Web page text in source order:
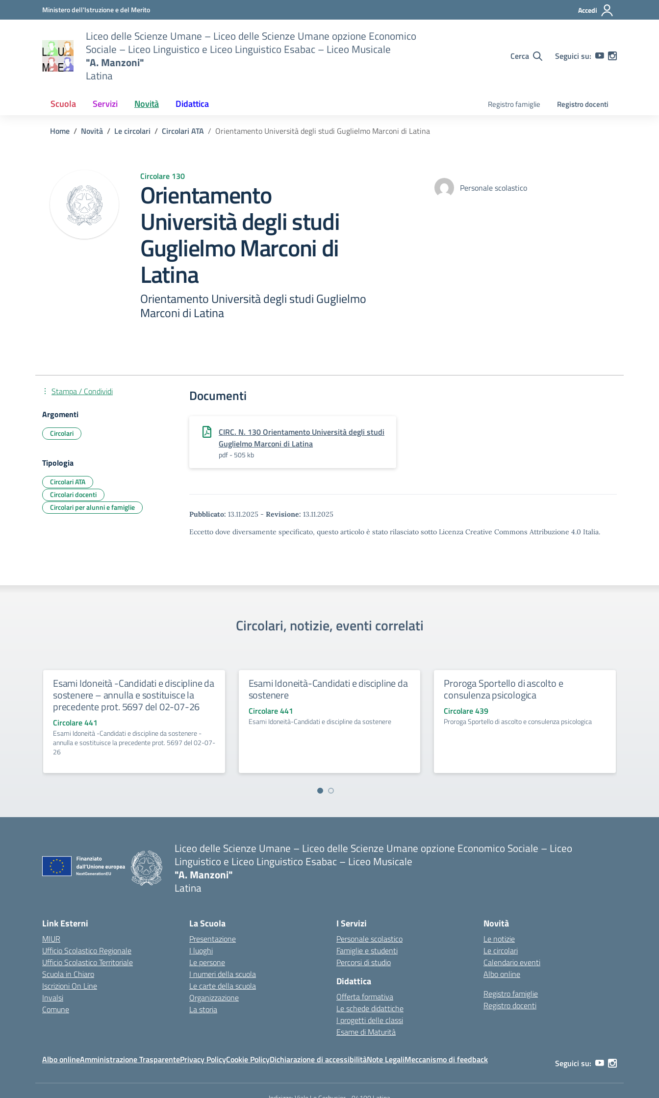
Vai ai contenuti
Vai al menu di navigazioneMinistero dell'Istruzione e del Merito Accedi
Liceo delle Scienze Umane – Liceo delle Scienze Umane opzione Economico
Sociale – Liceo Linguistico e Liceo Linguistico Esabac – Liceo Musicale
"A. Manzoni"
Latina
Cerca Seguici su:
Scuola Servizi Novità Didattica Registro famiglie Registro docenti
Home Novità Le circolari Circolari ATA Orientamento Università degli studi Guglielmo Marconi di Latina
Circolare 130
Orientamento
Università degli studi
Guglielmo Marconi di
Latina
Orientamento Università degli studi Guglielmo
Marconi di Latina
Personale scolastico
Documenti
CIRC. N. 130 Orientamento Università degli studi
Guglielmo Marconi di Latina
pdf - 505 kb
Pubblicato: 13.11.2025 - Revisione: 13.11.2025
Eccetto dove diversamente specificato, questo articolo è stato rilasciato sotto Licenza Creative Commons Attribuzione 4.0 Italia.
Stampa / Condividi
Argomenti
Circolari
Tipologia
Circolari ATA
Circolari docenti
Circolari per alunni e famiglie
Circolari, notizie, eventi correlati
Esami Idoneità -Candidati e discipline da
sostenere – annulla e sostituisce la
precedente prot. 5697 del 02-07-26
Circolare 441
Esami Idoneità -Candidati e discipline da sostenere -
annulla e sostituisce la precedente prot. 5697 del 02-07-
26
Esami Idoneità-Candidati e discipline da
sostenere
Circolare 441
Esami Idoneità-Candidati e discipline da sostenere
Proroga Sportello di ascolto e
consulenza psicologica
Circolare 439
Proroga Sportello di ascolto e consulenza psicologica
Liceo delle Scienze Umane – Liceo delle Scienze Umane opzione Economico Sociale – Liceo
Linguistico e Liceo Linguistico Esabac – Liceo Musicale
"A. Manzoni"
Latina
Link Esterni
MIUR
Ufficio Scolastico Regionale
Ufficio Scolastico Territoriale
Scuola in Chiaro
Iscrizioni On Line
Invalsi
Comune
La Scuola
Presentazione
I luoghi
Le persone
I numeri della scuola
Le carte della scuola
Organizzazione
La storia
I Servizi
Personale scolastico
Famiglie e studenti
Percorsi di studio
Didattica
Offerta formativa
Le schede didattiche
I progetti delle classi
Esame di Maturità
Novità
Le notizie
Le circolari
Calendario eventi
Albo online
Registro famiglie
Registro docenti
Albo onlineAmministrazione TrasparentePrivacy PolicyCookie PolicyDichiarazione di accessibilitàNote LegaliMeccanismo di feedback Seguici su: